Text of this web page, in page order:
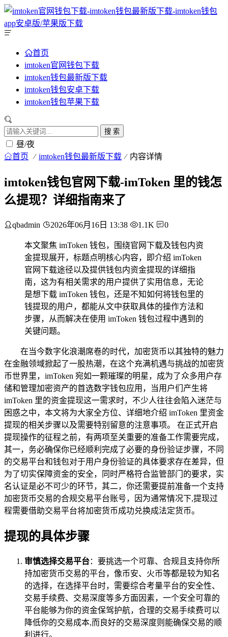
首页
imtoken官网钱包下载
imtoken钱包最新版下载
imtoken钱包安卓下载
imtoken钱包苹果下载
搜 索
昼/夜
首页 imtoken钱包最新版下载 内容详情
imtoken钱包官网下载-imToken 里的钱怎
么提现？详细指南来了
qbadmin 2026年06月16日 13:38 1.1K 0
本文聚焦 imToken 钱包，围绕官网下载及钱包内资
金提现展开，标题点明核心内容，即介绍 imToken
官网下载途径以及提供钱包内资金提现的详细指
南，这为有相关需求的用户提供了实用信息，无论
是想下载 imToken 钱包，还是不知如何将钱包里的
钱提现的用户，都能从文中获取具体的操作方法和
步骤，从而解决在使用 imToken 钱包过程中遇到的
关键问题。
在当今数字化浪潮席卷的时代，加密货币以其独特的魅力
在金融领域掀起了一股热潮，在这个充满机遇与挑战的加密货
币世界里，imToken 宛如一颗璀璨的明星，成为了众多用户存
储和管理加密资产的首选数字钱包应用，当用户们产生将
imToken 里的资金提现这一需求时，不少人往往会陷入迷茫与
困惑之中，本文将为大家全方位、详细地介绍 imToken 里资金
提现的相关步骤以及需要特别留意的注意事项。 在正式开启
提现操作的征程之前，有两项至关重要的准备工作需要完成，
其一，务必确保你已经顺利完成了必要的身份验证步骤，不同
的交易平台和钱包对于用户身份验证的具体要求存在差异，但
为了切实保障资金的安全，同时严格符合监管部门的要求，实
名认证是必不可少的环节，其二，你还需要提前准备一个支持
加密货币交易的合规交易平台账号，因为通常情况下,提现过
程需要借助交易平台将加密货币成功兑换成法定货币。
提现的具体步骤
审慎选择交易平台：要挑选一个可靠、合规且支持你所
持加密货币交易的平台，像币安、火币等都是较为知名
的选择，在选择平台时，需要综合考量平台的安全性、
交易手续费、交易深度等多方面因素，一个安全可靠的
平台能够为你的资金保驾护航，合理的交易手续费可以
降低你的交易成本,而良好的交易深度则能确保交易的顺
利进行。